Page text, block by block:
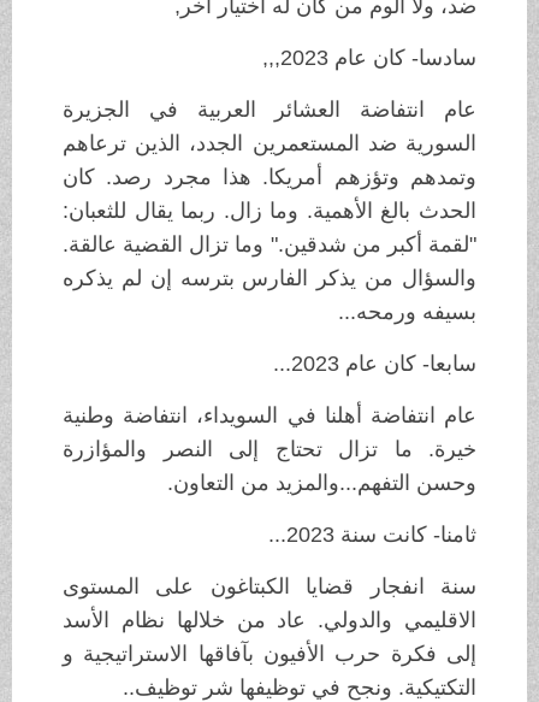
ضد، ولا ألوم من كان له اختيار آخر,
سادسا- كان عام 2023,,,
عام انتفاضة العشائر العربية في الجزيرة
السورية ضد المستعمرين الجدد، الذين ترعاهم
وتمدهم وتؤزهم أمريكا. هذا مجرد رصد. كان
الحدث بالغ الأهمية. وما زال. ربما يقال للثعبان:
"لقمة أكبر من شدقين." وما تزال القضية عالقة.
والسؤال من يذكر الفارس بترسه إن لم يذكره
بسيفه ورمحه...
سابعا- كان عام 2023...
عام انتفاضة أهلنا في السويداء، انتفاضة وطنية
خيرة. ما تزال تحتاج إلى النصر والمؤازرة
وحسن التفهم...والمزيد من التعاون.
ثامنا- كانت سنة 2023...
سنة انفجار قضايا الكبتاغون على المستوى
الاقليمي والدولي. عاد من خلالها نظام الأسد
إلى فكرة حرب الأفيون بآفاقها الاستراتيجية و
التكتيكية. ونجح في توظيفها شر توظيف..